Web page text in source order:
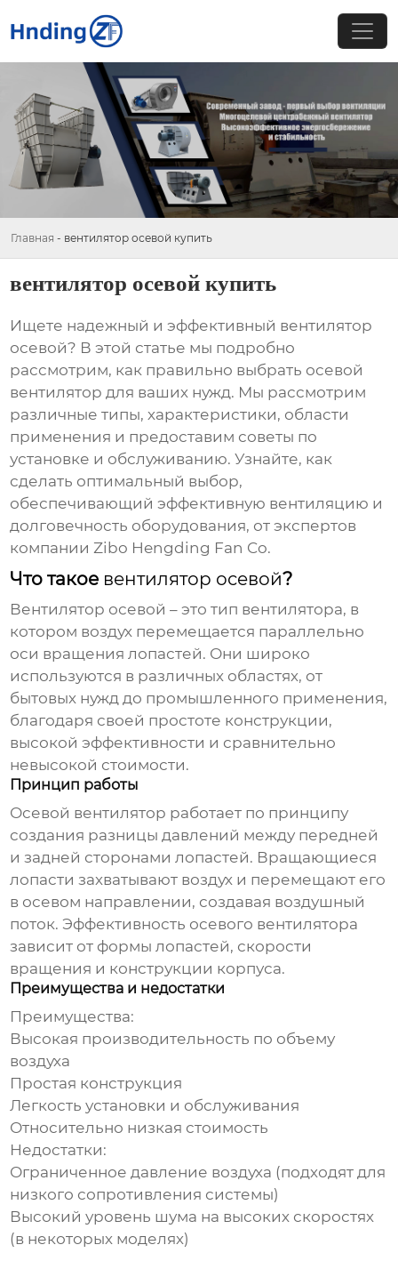
Главная - вентилятор осевой купить
вентилятор осевой купить
Ищете надежный и эффективный вентилятор
осевой? В этой статье мы подробно
рассмотрим, как правильно выбрать осевой
вентилятор для ваших нужд. Мы рассмотрим
различные типы, характеристики, области
применения и предоставим советы по
установке и обслуживанию. Узнайте, как
сделать оптимальный выбор,
обеспечивающий эффективную вентиляцию и
долговечность оборудования, от экспертов
компании Zibo Hengding Fan Co.
Что такое вентилятор осевой?
Вентилятор осевой – это тип вентилятора, в
котором воздух перемещается параллельно
оси вращения лопастей. Они широко
используются в различных областях, от
бытовых нужд до промышленного применения,
благодаря своей простоте конструкции,
высокой эффективности и сравнительно
невысокой стоимости.
Принцип работы
Осевой вентилятор работает по принципу
создания разницы давлений между передней
и задней сторонами лопастей. Вращающиеся
лопасти захватывают воздух и перемещают его
в осевом направлении, создавая воздушный
поток. Эффективность осевого вентилятора
зависит от формы лопастей, скорости
вращения и конструкции корпуса.
Преимущества и недостатки
Преимущества:
Высокая производительность по объему
воздуха
Простая конструкция
Легкость установки и обслуживания
Относительно низкая стоимость
Недостатки:
Ограниченное давление воздуха (подходят для
низкого сопротивления системы)
Высокий уровень шума на высоких скоростях
(в некоторых моделях)